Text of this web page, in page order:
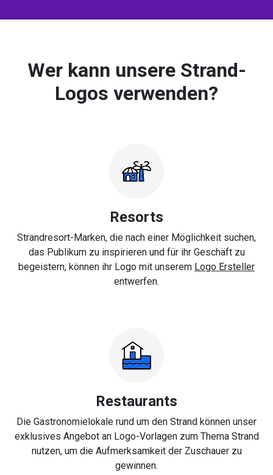
Wer kann unsere Strand-
Logos verwenden?
Resorts
Strandresort-Marken, die nach einer Möglichkeit suchen,
das Publikum zu inspirieren und für ihr Geschäft zu
begeistern, können ihr Logo mit unserem Logo Ersteller
entwerfen.
Restaurants
Die Gastronomielokale rund um den Strand können unser
exklusives Angebot an Logo-Vorlagen zum Thema Strand
nutzen, um die Aufmerksamkeit der Zuschauer zu
gewinnen.